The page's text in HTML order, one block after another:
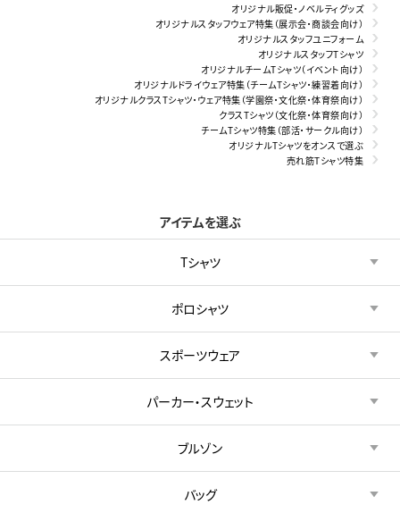
オリジナル販促・ノベルティグッズ
オリジナルスタッフウェア特集（展示会・商談会向け）
オリジナルスタッフユニフォーム
オリジナルスタッフTシャツ
オリジナルチームTシャツ（イベント向け）
オリジナルドライウェア特集（チームTシャツ・練習着向け）
オリジナルクラスTシャツ・ウェア特集（学園祭・文化祭・体育祭向け）
クラスTシャツ（文化祭・体育祭向け）
チームTシャツ特集（部活・サークル向け）
オリジナルTシャツをオンスで選ぶ
売れ筋Tシャツ特集
アイテムを選ぶ
Tシャツ
ポロシャツ
スポーツウェア
パーカー・スウェット
ブルゾン
バッグ